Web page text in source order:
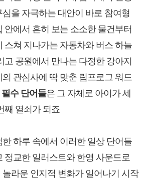
을 자극하는 대안이 바로 참여형
안에서 흔히 보는 소소한 물건부터
스쳐 지나가는 자동차와 버스 하늘
고 공원에서 만나는 다정한 강아지
관심사에 딱 맞춘 립프로그 워드
필수 단어들은 그 자체로 아이가 세
째 열쇠가 되죠
하루 속에서 이러한 일상 단어들
정교한 일러스트와 한영 사운드로
라운 인지적 변화가 일어나기 시작